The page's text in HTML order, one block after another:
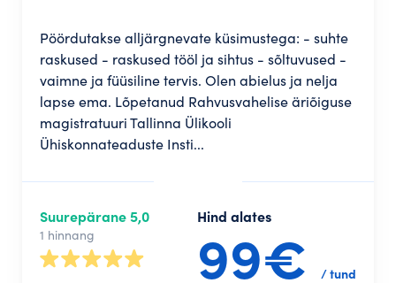
Pöördutakse alljärgnevate küsimustega: - suhte
raskused - raskused tööl ja sihtus - sõltuvused -
vaimne ja füüsiline tervis. Olen abielus ja nelja
lapse ema. Lõpetanud Rahvusvahelise äriõiguse
magistratuuri Tallinna Ülikooli
Ühiskonnateaduste Insti...
Hind alates
99€ / tund
Suurepärane 5,0
1 hinnang